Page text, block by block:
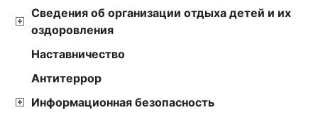
Сведения об организации отдыха детей и их
оздоровления
Наставничество
Антитеррор
Информационная безопасность